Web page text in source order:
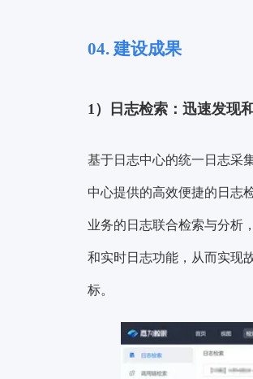
04. 建设成果
1）日志检索：迅速发现
基于日志中心的统一日志采
中心提供的高效便捷的日志
业务的日志联合检索与分析
和实时日志功能，从而实现
标。